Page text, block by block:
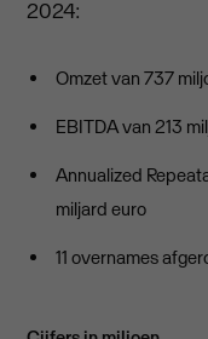
2024:
Omzet van 737
EBITDA van 213
Annualized
miljard euro
11 overnames